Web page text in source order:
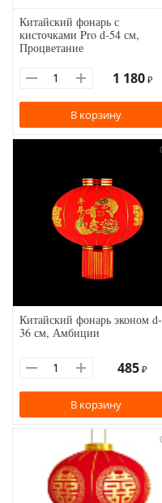
Китайский фонарь с
кисточками Pro d-54 см,
Процветание
1 180 ₽
В корзину
Китайский фонарь эконом d-
36 см, Амбиции
485 ₽
В корзину